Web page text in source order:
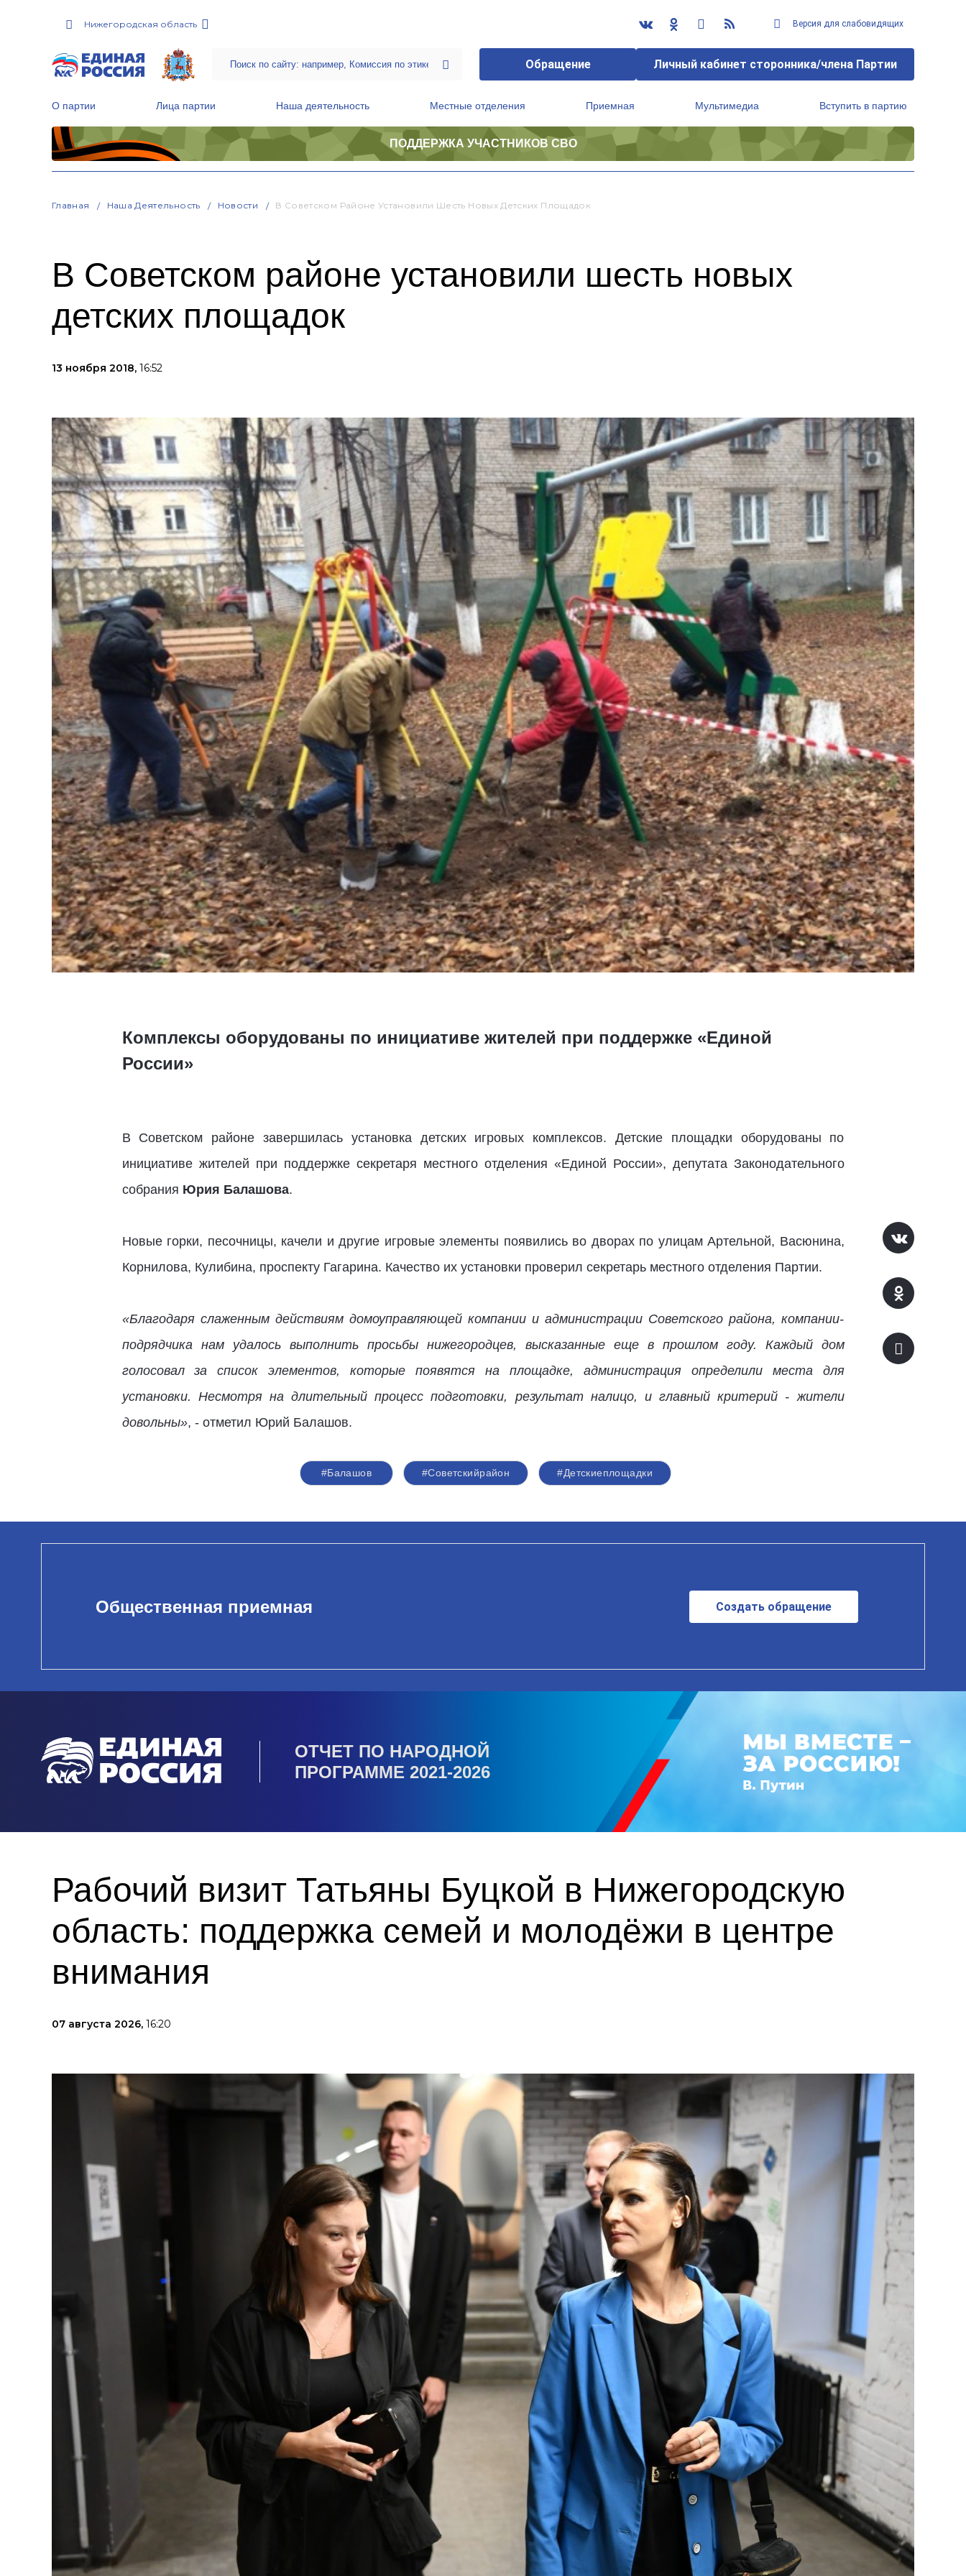
Нижегородская область Версия для слабовидящих
Обращение Личный кабинет сторонника/члена Партии
О партии Лица партии Наша деятельность Местные отделения Приемная Мультимедиа Вступить в партию
ПОДДЕРЖКА УЧАСТНИКОВ СВО
Главная Наша Деятельность Новости В Советском Районе Установили Шесть Новых Детских Площадок
В Советском районе установили шесть новых
детских площадок
13 ноября 2018, 16:52
Комплексы оборудованы по инициативе жителей при поддержке «Единой
России»
В Советском районе завершилась установка детских игровых комплексов. Детские площадки оборудованы по
инициативе жителей при поддержке секретаря местного отделения «Единой России», депутата Законодательного
собрания Юрия Балашова.
Новые горки, песочницы, качели и другие игровые элементы появились во дворах по улицам Артельной, Васюнина,
Корнилова, Кулибина, проспекту Гагарина. Качество их установки проверил секретарь местного отделения Партии.
«Благодаря слаженным действиям домоуправляющей компании и администрации Советского района, компании-
подрядчика нам удалось выполнить просьбы нижегородцев, высказанные еще в прошлом году. Каждый дом
голосовал за список элементов, которые появятся на площадке, администрация определили места для
установки. Несмотря на длительный процесс подготовки, результат налицо, и главный критерий - жители
довольны», - отметил Юрий Балашов.
#Балашов #Советскийрайон #Детскиеплощадки
Общественная приемная Создать обращение
ОТЧЕТ ПО НАРОДНОЙ
ПРОГРАММЕ 2021-2026
Рабочий визит Татьяны Буцкой в Нижегородскую
область: поддержка семей и молодёжи в центре
внимания
07 августа 2026, 16:20